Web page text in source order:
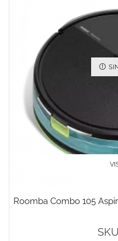
Roomba Combo 105